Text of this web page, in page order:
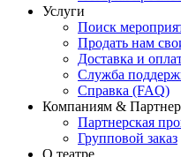
Услуги
Поиск
Продать нам
Доставка и
Служба
Справка (FAQ)
Компаниям &
Партнерская
Групповой заказ